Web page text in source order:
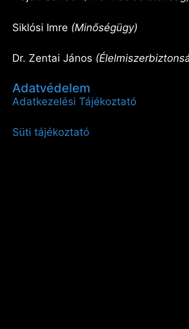
Siklósi Imre (Minőségügy)
Dr. Zentai János
Adatvédelem
Adatkezelési Tájékoztató
Süti tájékoztató